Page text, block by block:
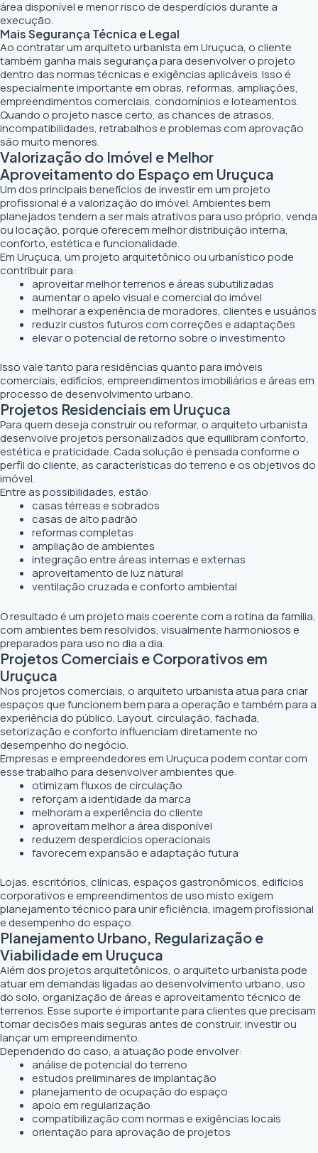
área disponível e menor risco de desperdícios durante a
execução.
Mais Segurança Técnica e Legal
Ao contratar um arquiteto urbanista em Uruçuca, o cliente
também ganha mais segurança para desenvolver o projeto
dentro das normas técnicas e exigências aplicáveis. Isso é
especialmente importante em obras, reformas, ampliações,
empreendimentos comerciais, condomínios e loteamentos.
Quando o projeto nasce certo, as chances de atrasos,
incompatibilidades, retrabalhos e problemas com aprovação
são muito menores.
Valorização do Imóvel e Melhor
Aproveitamento do Espaço em Uruçuca
Um dos principais benefícios de investir em um projeto
profissional é a valorização do imóvel. Ambientes bem
planejados tendem a ser mais atrativos para uso próprio, venda
ou locação, porque oferecem melhor distribuição interna,
conforto, estética e funcionalidade.
Em Uruçuca, um projeto arquitetônico ou urbanístico pode
contribuir para:
aproveitar melhor terrenos e áreas subutilizadas
aumentar o apelo visual e comercial do imóvel
melhorar a experiência de moradores, clientes e usuários
reduzir custos futuros com correções e adaptações
elevar o potencial de retorno sobre o investimento
Isso vale tanto para residências quanto para imóveis
comerciais, edifícios, empreendimentos imobiliários e áreas em
processo de desenvolvimento urbano.
Projetos Residenciais em Uruçuca
Para quem deseja construir ou reformar, o arquiteto urbanista
desenvolve projetos personalizados que equilibram conforto,
estética e praticidade. Cada solução é pensada conforme o
perfil do cliente, as características do terreno e os objetivos do
imóvel.
Entre as possibilidades, estão:
casas térreas e sobrados
casas de alto padrão
reformas completas
ampliação de ambientes
integração entre áreas internas e externas
aproveitamento de luz natural
ventilação cruzada e conforto ambiental
O resultado é um projeto mais coerente com a rotina da família,
com ambientes bem resolvidos, visualmente harmoniosos e
preparados para uso no dia a dia.
Projetos Comerciais e Corporativos em
Uruçuca
Nos projetos comerciais, o arquiteto urbanista atua para criar
espaços que funcionem bem para a operação e também para a
experiência do público. Layout, circulação, fachada,
setorização e conforto influenciam diretamente no
desempenho do negócio.
Empresas e empreendedores em Uruçuca podem contar com
esse trabalho para desenvolver ambientes que:
otimizam fluxos de circulação
reforçam a identidade da marca
melhoram a experiência do cliente
aproveitam melhor a área disponível
reduzem desperdícios operacionais
favorecem expansão e adaptação futura
Lojas, escritórios, clínicas, espaços gastronômicos, edifícios
corporativos e empreendimentos de uso misto exigem
planejamento técnico para unir eficiência, imagem profissional
e desempenho do espaço.
Planejamento Urbano, Regularização e
Viabilidade em Uruçuca
Além dos projetos arquitetônicos, o arquiteto urbanista pode
atuar em demandas ligadas ao desenvolvimento urbano, uso
do solo, organização de áreas e aproveitamento técnico de
terrenos. Esse suporte é importante para clientes que precisam
tomar decisões mais seguras antes de construir, investir ou
lançar um empreendimento.
Dependendo do caso, a atuação pode envolver:
análise de potencial do terreno
estudos preliminares de implantação
planejamento de ocupação do espaço
apoio em regularização
compatibilização com normas e exigências locais
orientação para aprovação de projetos